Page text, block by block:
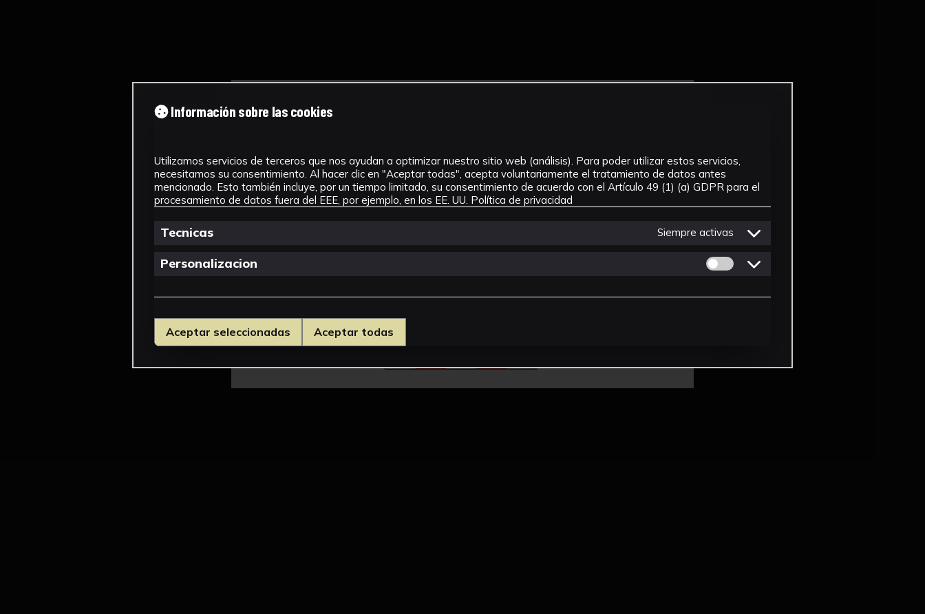
Información sobre las cookies
Utilizamos servicios de terceros que nos ayudan a optimizar nuestro sitio web (análisis). Para poder utilizar estos servicios,
necesitamos su consentimiento. Al hacer clic en "Aceptar todas", acepta voluntariamente el tratamiento de datos antes
mencionado. Esto también incluye, por un tiempo limitado, su consentimiento de acuerdo con el Artículo 49 (1) (a) GDPR para el
procesamiento de datos fuera del EEE, por ejemplo, en los EE. UU. Política de privacidad
Tecnicas Siempre activas
Personalizacion Permitir cookies de Personalizacion
Aceptar seleccionadas Aceptar todas